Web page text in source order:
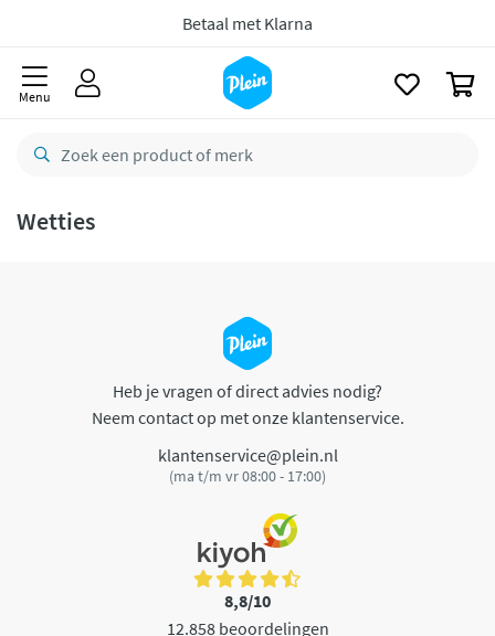
Betaal met Klarna
Menu
Wetties
Heb je vragen of direct advies nodig?
Neem contact op met onze klantenservice.
klantenservice@plein.nl
(ma t/m vr 08:00 - 17:00)
8,8/10
12.858 beoordelingen